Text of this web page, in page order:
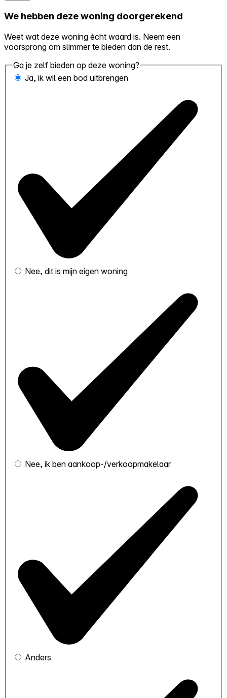
We hebben deze woning doorgerekend
Weet wat deze woning écht waard is. Neem een
voorsprong om slimmer te bieden dan de rest.
Ga je zelf bieden op deze woning?
Ja, ik wil een bod uitbrengen
Nee, dit is mijn eigen woning
Nee, ik ben aankoop-/verkoopmakelaar
Anders